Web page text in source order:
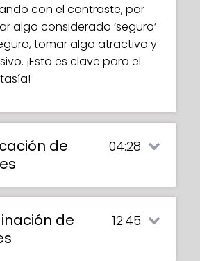
con el contraste, por
algo considerado ‘seguro’
tomar algo atractivo y
¡Esto es clave para el
de
04:28
de
12:45